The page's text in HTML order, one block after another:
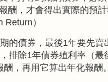
酬，才會得出實際的預
）
的債券，最後1年要先
排除1年債券殖利率（
，再用它算出年化報酬。